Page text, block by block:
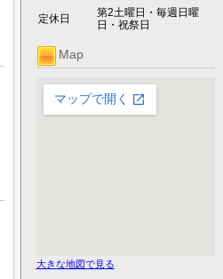
定休日
第2土曜日・毎週日曜
日・祝祭日
Map
大きな地図で見る